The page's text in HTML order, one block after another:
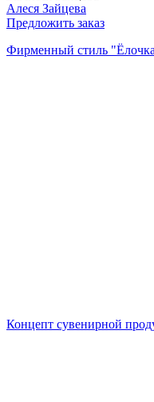
Алеся Зайцева
Предложить заказ
Фирменный стиль
Концепт сувенирной